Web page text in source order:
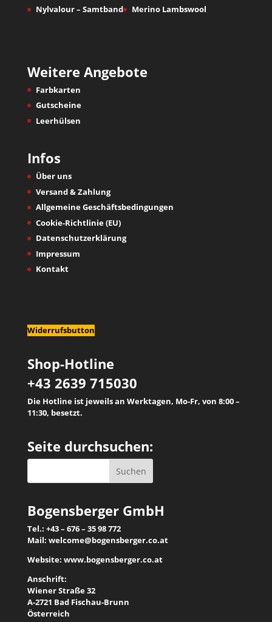
Nylvalour – Samtband
Merino Lambswool
Weitere Angebote
Farbkarten
Gutscheine
Leerhülsen
Infos
Über uns
Versand & Zahlung
Allgemeine Geschäftsbedingungen
Cookie-Richtlinie (EU)
Datenschutzerklärung
Impressum
Kontakt
Widerrufsbutton
Shop-Hotline
+43 2639 715030
Die Hotline ist jeweils an Werktagen, Mo-Fr, von 8:00 –
11:30, besetzt.
Seite durchsuchen:
Bogensberger GmbH
Tel.: +43 – 676 – 35 98 772
Mail: welcome@bogensberger.co.at
Website: www.bogensberger.co.at
Anschrift:
Wiener Straße 32
A-2721 Bad Fischau-Brunn
Österreich